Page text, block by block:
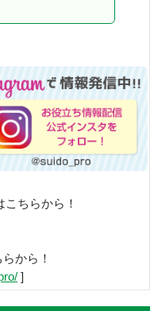
ちらから！
から！
]